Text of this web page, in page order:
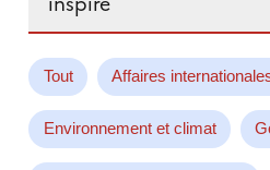
Tout Affaires
Environnement et climat